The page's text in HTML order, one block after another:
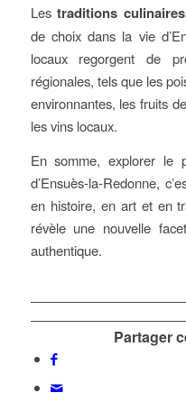
Lestraditions culinaires
de choix dans la vie
locaux regorgent de
régionales, tels que les
environnantes, les fruits
les vins locaux.
En somme, explorer le
d’Ensuès-la-Redonne,
en histoire, en art et en
révèle une nouvelle
authentique.
Partager